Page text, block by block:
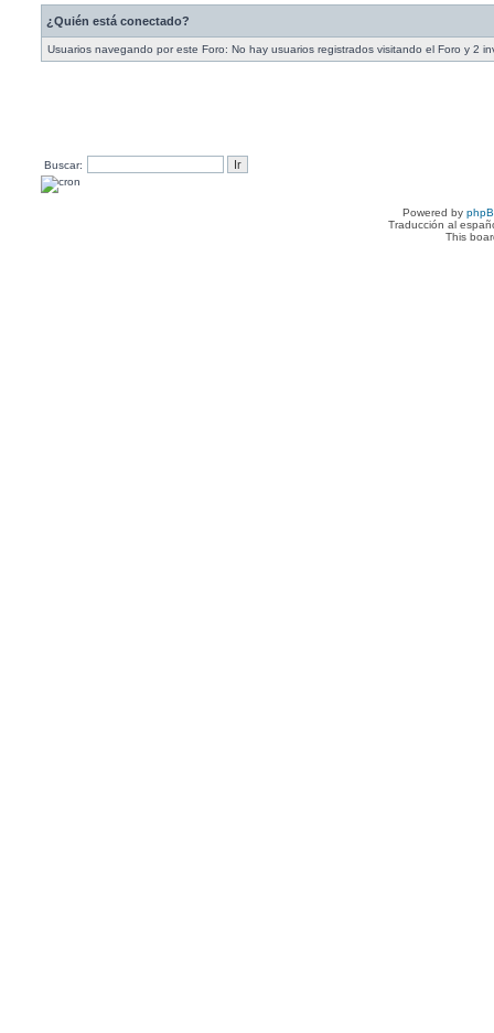
¿Quién está conectado?
Usuarios navegando por este Foro: No hay usuarios registrados visitando el Foro y 2
Buscar:
Powered by
Traducción al
This